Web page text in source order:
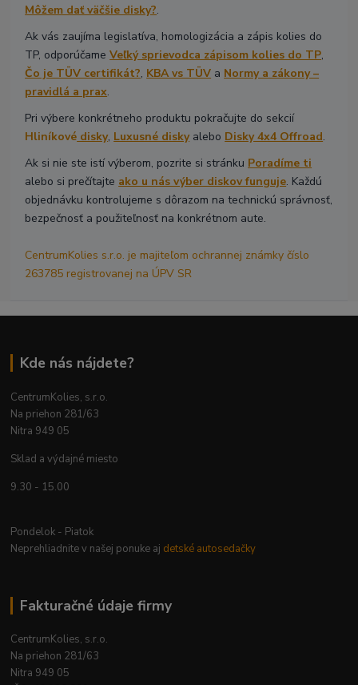
Môžem dať väčšie disky?.
Ak vás zaujíma legislatíva, homologizácia a zápis kolies do
TP, odporúčameVeľký sprievodca zápisom kolies do TP,
Čo je TÜV certifikát?, KBA vs TÜV a Normy a zákony –
pravidlá a prax.
Pri výbere konkrétneho produktu pokračujte do sekcií
Hliníkové disky, Luxusné diskyalebo Disky 4x4 Offroad.
Ak si nie ste istí výberom, pozrite si stránku Poradíme ti
alebo si prečítajte ako u nás výber diskov funguje. Každú
objednávku kontrolujeme s dôrazom na technickú správnosť,
bezpečnosť a použiteľnosť na konkrétnom aute.
CentrumKolies s.r.o. je majiteľom ochrannej známky číslo
263785 registrovanej na ÚPV SR
Kde nás nájdete?
CentrumKolies, s.r.o.
Na priehon 281/63
Nitra 949 05
Sklad a výdajné miesto
9.30 - 15.00
Pondelok - Piatok
Neprehliadnite v našej ponuke aj detské autosedačky
Fakturačné údaje firmy
CentrumKolies, s.r.o.
Na priehon 281/63
Nitra 949 05